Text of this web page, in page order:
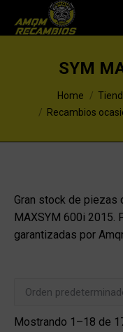
SYM
You are here:Home
Recambios
Gran stock de piezas
MAXSYM 600i 2015.
garantizadas por
Mostrando 1–18 de